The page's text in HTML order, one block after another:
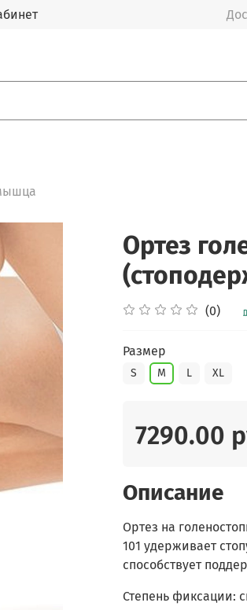
Ортез
(0)
Размер
S M L XL
7290.00
Описание
Ортез на
101 удерживает
способствует
Степень фиксации: